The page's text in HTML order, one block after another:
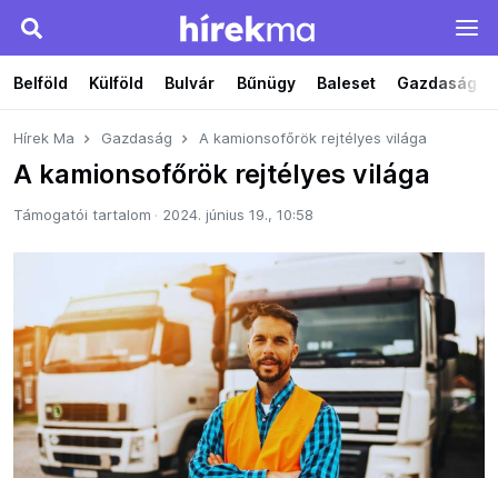
Belföld Külföld Bulvár Bűnügy Baleset Gazdaság
Hírek Ma Gazdaság A kamionsofőrök rejtélyes világa
A kamionsofőrök rejtélyes világa
Támogatói tartalom 2024. június 19., 10:58